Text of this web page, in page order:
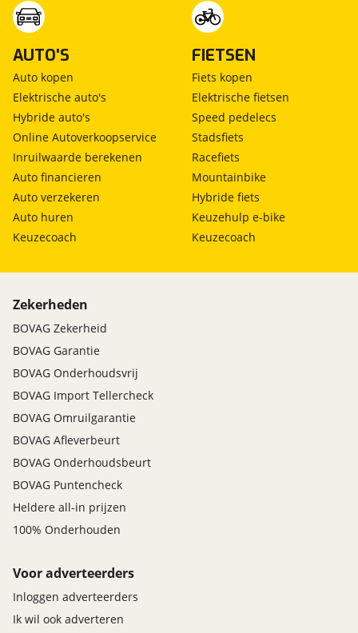
AUTO'S
Auto kopen
Elektrische auto's
Hybride auto's
Online Autoverkoopservice
Inruilwaarde berekenen
Auto financieren
Auto verzekeren
Auto huren
Keuzecoach
FIETSEN
Fiets kopen
Elektrische fietsen
Speed pedelecs
Stadsfiets
Racefiets
Mountainbike
Hybride fiets
Keuzehulp e-bike
Keuzecoach
Zekerheden
BOVAG Zekerheid
BOVAG Garantie
BOVAG Onderhoudsvrij
BOVAG Import Tellercheck
BOVAG Omruilgarantie
BOVAG Afleverbeurt
BOVAG Onderhoudsbeurt
BOVAG Puntencheck
Heldere all-in prijzen
100% Onderhouden
Voor adverteerders
Inloggen adverteerders
Ik wil ook adverteren